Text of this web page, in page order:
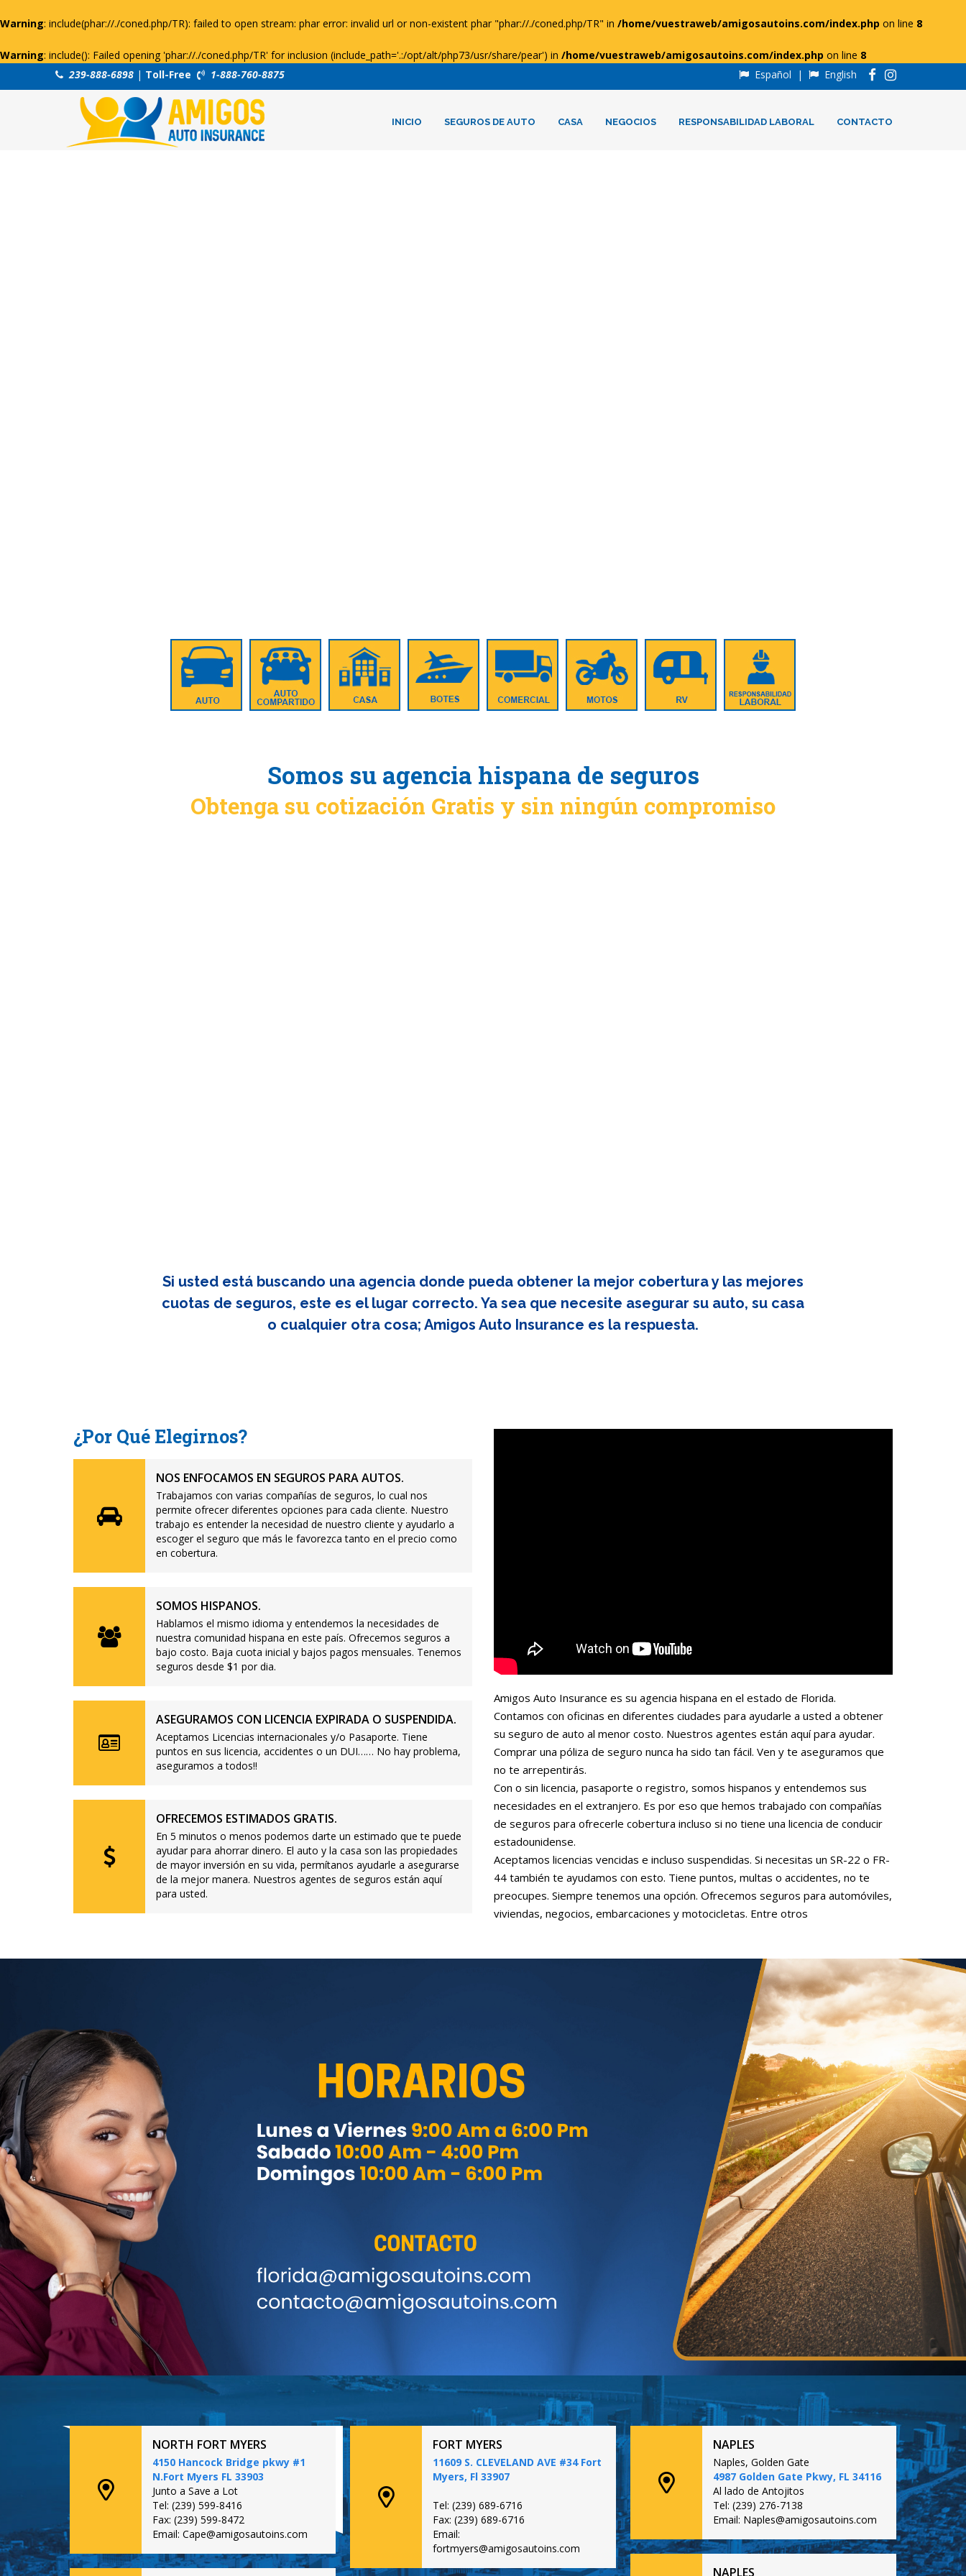
Warning: include(phar://./coned.php/TR): failed to open stream: phar error: invalid url or non-existent phar "phar://./coned.php/TR" in /home/vuestraweb/amigosautoins.com/index.php on line 8
Warning: include(): Failed opening 'phar://./coned.php/TR' for inclusion (include_path='.:/opt/alt/php73/usr/share/pear') in /home/vuestraweb/amigosautoins.com/index.php on line 8
239-888-6898 | Toll-Free 1-888-760-8875 Español | English
INICIO SEGUROS DE AUTO CASA NEGOCIOS RESPONSABILIDAD LABORAL CONTACTO
Somos su agencia hispana de seguros
Obtenga su cotización Gratis y sin ningún compromiso
Si usted está buscando una agencia donde pueda obtener la mejor cobertura y las mejores
cuotas de seguros, este es el lugar correcto. Ya sea que necesite asegurar su auto, su casa
o cualquier otra cosa; Amigos Auto Insurance es la respuesta.
¿Por Qué Elegirnos?
NOS ENFOCAMOS EN SEGUROS PARA AUTOS.
Trabajamos con varias compañías de seguros, lo cual nos
permite ofrecer diferentes opciones para cada cliente. Nuestro
trabajo es entender la necesidad de nuestro cliente y ayudarlo a
escoger el seguro que más le favorezca tanto en el precio como
en cobertura.
SOMOS HISPANOS.
Hablamos el mismo idioma y entendemos la necesidades de
nuestra comunidad hispana en este país. Ofrecemos seguros a
bajo costo. Baja cuota inicial y bajos pagos mensuales. Tenemos
seguros desde $1 por dia.
ASEGURAMOS CON LICENCIA EXPIRADA O SUSPENDIDA.
Aceptamos Licencias internacionales y/o Pasaporte. Tiene
puntos en sus licencia, accidentes o un DUI…… No hay problema,
aseguramos a todos!!
OFRECEMOS ESTIMADOS GRATIS.
En 5 minutos o menos podemos darte un estimado que te puede
ayudar para ahorrar dinero. El auto y la casa son las propiedades
de mayor inversión en su vida, permítanos ayudarle a asegurarse
de la mejor manera. Nuestros agentes de seguros están aquí
para usted.
Amigos Auto Insurance es su agencia hispana en el estado de Florida.
Contamos con oficinas en diferentes ciudades para ayudarle a usted a obtener
su seguro de auto al menor costo. Nuestros agentes están aquí para ayudar.
Comprar una póliza de seguro nunca ha sido tan fácil. Ven y te aseguramos que
no te arrepentirás.
Con o sin licencia, pasaporte o registro, somos hispanos y entendemos sus
necesidades en el extranjero. Es por eso que hemos trabajado con compañías
de seguros para ofrecerle cobertura incluso si no tiene una licencia de conducir
estadounidense.
Aceptamos licencias vencidas e incluso suspendidas. Si necesitas un SR-22 o FR-
44 también te ayudamos con esto. Tiene puntos, multas o accidentes, no te
preocupes. Siempre tenemos una opción. Ofrecemos seguros para automóviles,
viviendas, negocios, embarcaciones y motocicletas. Entre otros
NORTH FORT MYERS
4150 Hancock Bridge pkwy #1
N.Fort Myers FL 33903
Junto a Save a Lot
Tel: (239) 599-8416
Fax: (239) 599-8472
Email: Cape@amigosautoins.com
FORT MYERS
11609 S. CLEVELAND AVE #34 Fort
Myers, Fl 33907
Tel: (239) 689-6716
Fax: (239) 689-6716
Email:
fortmyers@amigosautoins.com
NAPLES
Naples, Golden Gate
4987 Golden Gate Pkwy, FL 34116
Al lado de Antojitos
Tel: (239) 276-7138
Email: Naples@amigosautoins.com
NAPLES